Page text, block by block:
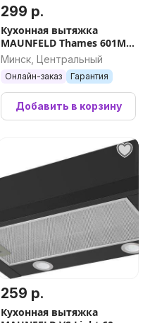
299 р.
Кухонная вытяжка
MAUNFELD Thames 601M
(нержавеющая сталь)
Минск, Центральный
Онлайн-заказ Гарантия
Добавить в корзину
259 р.
Кухонная вытяжка